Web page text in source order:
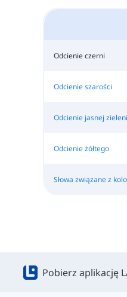
Odcienie czerni
Odcienie szarości
Odcienie jasnej zieleni
Odcienie żółtego
Słowa związane z
Pobierz aplikację